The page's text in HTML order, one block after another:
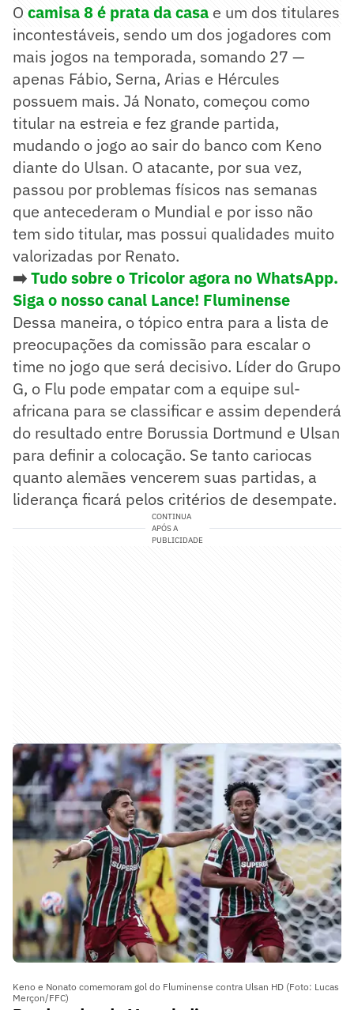
O camisa 8 é prata da casa e um dos titulares
incontestáveis, sendo um dos jogadores com
mais jogos na temporada, somando 27 —
apenas Fábio, Serna, Arias e Hércules
possuem mais. Já Nonato, começou como
titular na estreia e fez grande partida,
mudando o jogo ao sair do banco com Keno
diante do Ulsan. O atacante, por sua vez,
passou por problemas físicos nas semanas
que antecederam o Mundial e por isso não
tem sido titular, mas possui qualidades muito
valorizadas por Renato.
➡️Tudo sobre o Tricolor agora no WhatsApp.
Siga o nosso canal Lance! Fluminense
Dessa maneira, o tópico entra para a lista de
preocupações da comissão para escalar o
time no jogo que será decisivo. Líder do Grupo
G, o Flu pode empatar com a equipe sul-
africana para se classificar e assim dependerá
do resultado entre Borussia Dortmund e Ulsan
para definir a colocação. Se tanto cariocas
quanto alemães vencerem suas partidas, a
liderança ficará pelos critérios de desempate.
CONTINUA
APÓS A
PUBLICIDADE
Keno e Nonato comemoram gol do Fluminense contra Ulsan HD (Foto: Lucas
Merçon/FFC)